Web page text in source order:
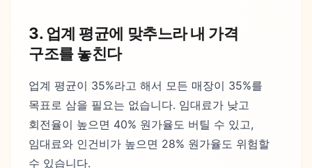
3. 업계 평균에 맞추느라 내 가격
구조를 놓친다
업계 평균이 35%라고 해서 모든 매장이 35%를
목표로 삼을 필요는 없습니다. 임대료가 낮고
회전율이 높으면 40% 원가율도 버틸 수 있고,
임대료와 인건비가 높으면 28% 원가율도 위험할
수 있습니다.